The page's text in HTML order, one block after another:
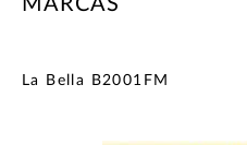
La Bella B2001FM